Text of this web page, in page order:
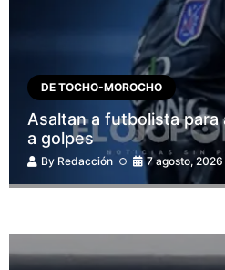
DE TOCHO-MOROCHO
Asaltan a futbolista para
a golpes
By Redacción 7 agosto, 2026